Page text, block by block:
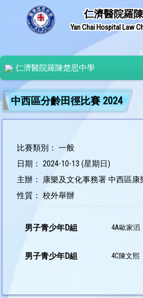
仁濟醫院羅
Yan Chai Hospital Law
仁濟醫院羅陳楚思中學
中西區分齡田徑比賽 2024
比賽類別： 一般
日期： 2024-10-13 (星期日)
主辦： 康樂及文化事務署 中西區康
性質： 校外舉辦
男子青少年D組 4A歐家滔
男子青少年D組 4C陳文熙